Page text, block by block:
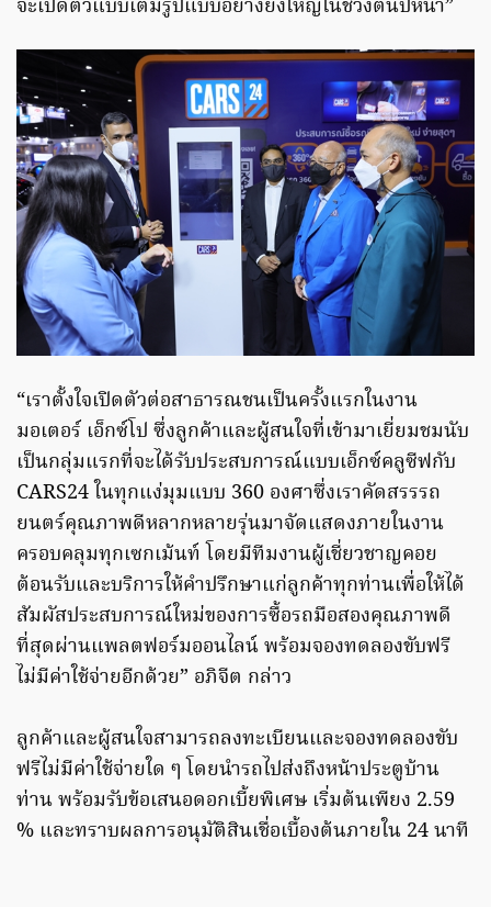
จะเปิดตัวแบบเต็มรูปแบบอย่างยิ่งใหญ่ในช่วงต้นปีหน้า”
“เราตั้งใจเปิดตัวต่อสาธารณชนเป็นครั้งแรกในงาน
มอเตอร์ เอ็กซ์โป ซึ่งลูกค้าและผู้สนใจที่เข้ามาเยี่ยมชมนับ
เป็นกลุ่มแรกที่จะได้รับประสบการณ์แบบเอ็กซ์คลูซีฟกับ
CARS24 ในทุกแง่มุมแบบ 360 องศาซึ่งเราคัดสรรรถ
ยนตร์คุณภาพดีหลากหลายรุ่นมาจัดแสดงภายในงาน
ครอบคลุมทุกเซกเม้นท์ โดยมีทีมงานผู้เชี่ยวชาญคอย
ต้อนรับและบริการให้คำปรึกษาแก่ลูกค้าทุกท่านเพื่อให้ได้
สัมผัสประสบการณ์ใหม่ของการซื้อรถมือสองคุณภาพดี
ที่สุดผ่านแพลตฟอร์มออนไลน์ พร้อมจองทดลองขับฟรี
ไม่มีค่าใช้จ่ายอีกด้วย” อภิจีต กล่าว
ลูกค้าและผู้สนใจสามารถลงทะเบียนและจองทดลองขับ
ฟรีไม่มีค่าใช้จ่ายใด ๆ โดยนำรถไปส่งถึงหน้าประตูบ้าน
ท่าน พร้อมรับข้อเสนอดอกเบี้ยพิเศษ เริ่มต้นเพียง 2.59
% และทราบผลการอนุมัติสินเชื่อเบื้องต้นภายใน 24 นาที